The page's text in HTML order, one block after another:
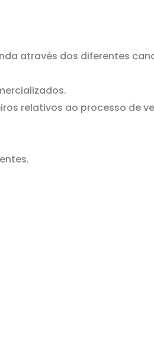
através dos diferentes
relativos ao processo de